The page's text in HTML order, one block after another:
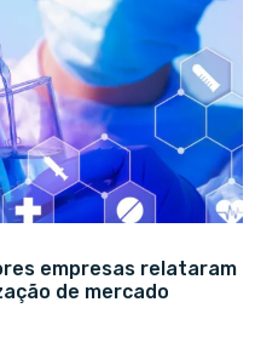
empresas relataram
de mercado